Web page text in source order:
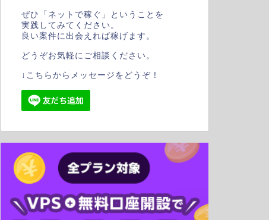
ぜひ「ネットで稼ぐ」ということを
実践してみてください。
良い案件に出会えれば稼げます。
どうぞお気軽にご相談ください。
↓こちらからメッセージをどうぞ！